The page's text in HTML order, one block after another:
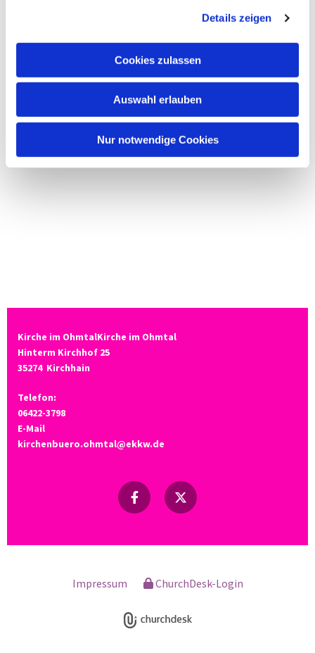
Details zeigen
Cookies zulassen
Auswahl erlauben
Nur notwendige Cookies
Kirche im OhmtalKirche im Ohmtal
Hinterm Kirchhof 25
35274 Kirchhain
Telefon:
06422-3798
E-Mail
kirchenbuero.ohmtal@ekkw.de
Impressum ChurchDesk-Login